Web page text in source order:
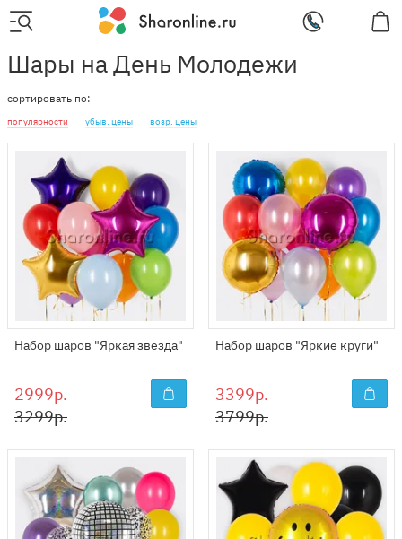
Шары на День Молодежи
сортировать по:
популярности убыв. цены возр. цены
Набор шаров "Яркая звезда"
2999р.
3299р.
Набор шаров "Яркие круги"
3399р.
3799р.